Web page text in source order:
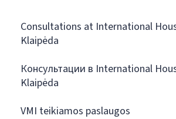
Consultations at International
Klaipėda
Консультации в International
Klaipėda
VMI teikiamos paslaugos